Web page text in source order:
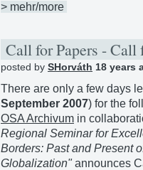
> mehr/more
Call for Papers -
posted by SHorváth 18 years
There are only a few days
September 2007) for the
OSA Archivum in
Regional Seminar for
Borders: Past and Present
Globalization"announces